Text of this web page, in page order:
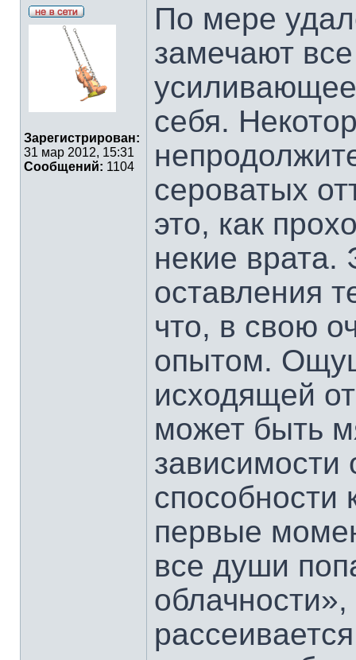
Зарегистрирован:
31 мар 2012, 15:31
Сообщений: 1104
По мере
замечают
себя.
сероватых
это, как
некие врата.
оставления
что, в свою
опытом.
исходящей
может быть
зависимости
первые
все души